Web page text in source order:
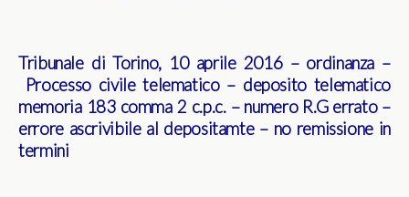
Tribunale di Torino, 10 aprile 2016 – ordinanza –
Processo civile telematico – deposito telematico
memoria 183 comma 2 c.p.c. – numero R.G errato –
errore ascrivibile al depositamte – no remissione in
termini